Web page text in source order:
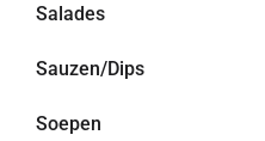
Salades
Sauzen/Dips
Soepen